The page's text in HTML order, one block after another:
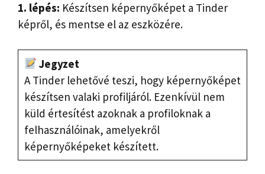
1. lépés: Készítsen képernyőképet a Tinder
képről, és mentse el az eszközére.
Jegyzet
A Tinder lehetővé teszi, hogy képernyőképet
készítsen valaki profiljáról. Ezenkívül nem
küld értesítést azoknak a profiloknak a
felhasználóinak, amelyekről
képernyőképeket készített.